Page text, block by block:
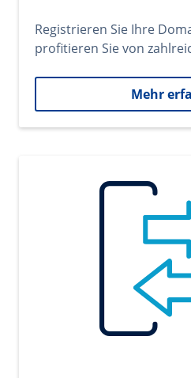
Registrieren Sie Ihre
profitieren Sie von
Mehr